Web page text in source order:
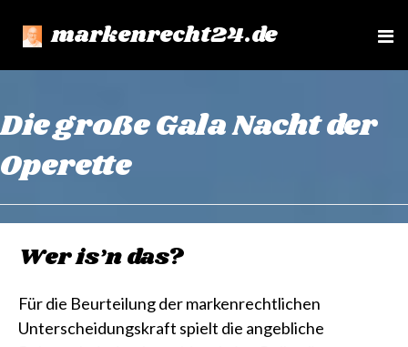
markenrecht24.de
e
Die große Gala Nacht der
Operette
Wer is’n das?
Für die Beurteilung der markenrechtlichen
Unterscheidungskraft spielt die angebliche